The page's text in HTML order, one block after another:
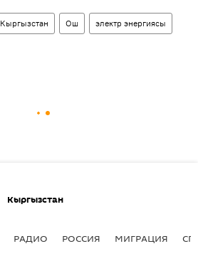
Кыргызстан Ош электр энергиясы
Кыргызстан
РАДИО РОССИЯ МИГРАЦИЯ